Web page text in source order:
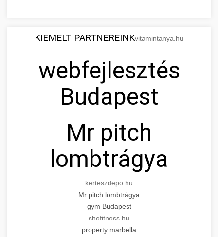
KIEMELT PARTNEREINKvitamintanya.hu
webfejlesztés
Budapest
Mr pitch
lombtrágya
kerteszdepo.hu
Mr pitch lombtrágya
gym Budapest
shefitness.hu
property marbella